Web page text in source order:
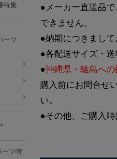
●メーカー直送品
できません。
●納期につきまして
●各配送サイズ・
●沖縄県・離島へ
購入前にお問合せ
い。
●その他、ご購入
特集
ーツ
ーツ特